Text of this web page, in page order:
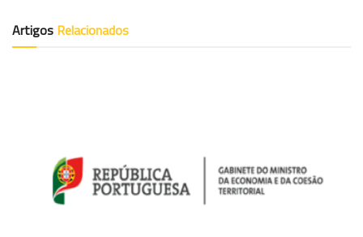
Artigos Relacionados